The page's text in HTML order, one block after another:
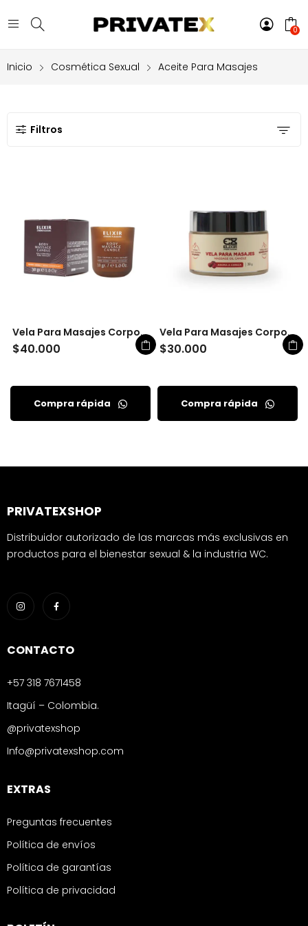
0
Inicio Cosmética Sexual Aceite Para Masajes
Filtros
Vela Para Masajes Corporales Elixir Amaderado
$40.000
Compra rápida
Vela Para Masajes
$30.000
Compra rápida
PRIVATEXSHOP
Distribuidor autorizado de las marcas más exclusivas en
productos para el bienestar sexual & la industria WC.
CONTACTO
+57 318 7671458
Itagüí – Colombia.
@privatexshop
Info@privatexshop.com
EXTRAS
Preguntas frecuentes
Política de envíos
Política de garantías
Política de privacidad